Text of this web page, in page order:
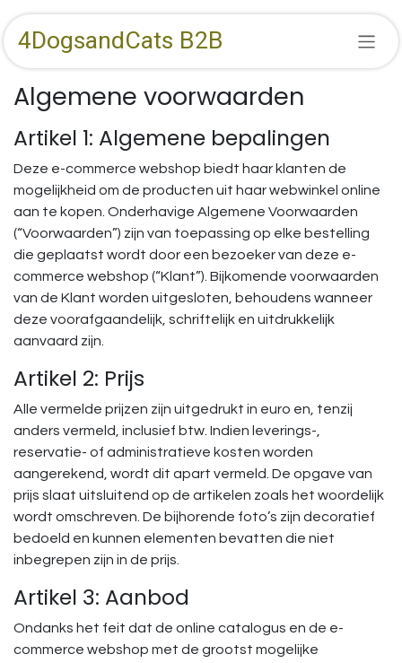
Overslaan naar inhoud
4DogsandCats B2B
Algemene voorwaarden​
Artikel 1: Algemene bepalingen
Deze e-commerce webshop biedt haar klanten de
mogelijkheid om de producten uit haar webwinkel online
aan te kopen. Onderhavige Algemene Voorwaarden
(“Voorwaarden”) zijn van toepassing op elke bestelling
die geplaatst wordt door een bezoeker van deze e-
commerce webshop (“Klant”). Bijkomende voorwaarden
van de Klant worden uitgesloten, behoudens wanneer
deze voorafgaandelijk, schriftelijk en uitdrukkelijk
aanvaard zijn.
Artikel 2: Prijs
Alle vermelde prijzen zijn uitgedrukt in euro en, tenzij
anders vermeld, inclusief btw. Indien leverings-,
reservatie- of administratieve kosten worden
aangerekend, wordt dit apart vermeld. De opgave van
prijs slaat uitsluitend op de artikelen zoals het woordelijk
wordt omschreven. De bijhorende foto’s zijn decoratief
bedoeld en kunnen elementen bevatten die niet
inbegrepen zijn in de prijs.
Artikel 3: Aanbod
Ondanks het feit dat de online catalogus en de e-
commerce webshop met de grootst mogelijke